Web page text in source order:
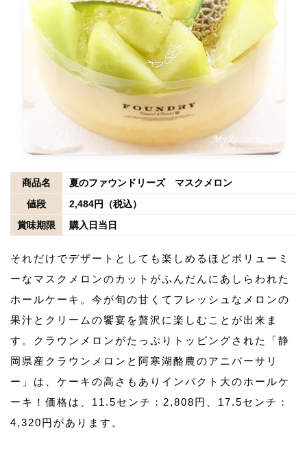
商品名
夏のファウンドリーズ マスクメロン
値段
2,484円（税込）
賞味期限
購入日当日
それだけでデザートとしても楽しめるほどボリューミ
ーなマスクメロンのカットがふんだんにあしらわれた
ホールケーキ。今が旬の甘くてフレッシュなメロンの
果汁とクリームの饗宴を贅沢に楽しむことが出来ま
す。クラウンメロンがたっぷりトッピングされた「静
岡県産クラウンメロンと阿寒湖酪農のアニバーサリ
ー」は、ケーキの高さもありインパクト大のホールケ
ーキ！価格は、11.5センチ：2,808円、17.5センチ：
4,320円があります。